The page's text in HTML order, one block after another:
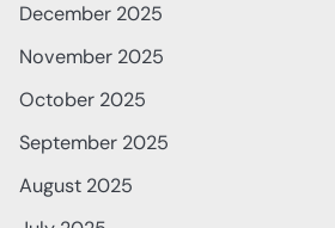
December 2025
November 2025
October 2025
September 2025
August 2025